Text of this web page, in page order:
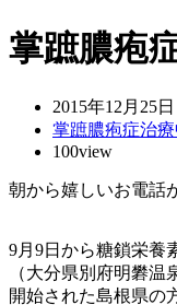
掌蹠膿疱
2015年12月25日
掌蹠膿疱症治療
100view
朝から嬉しいお電話
9月9日から糖鎖栄養
（大分県別府明礬温
開始された島根県の